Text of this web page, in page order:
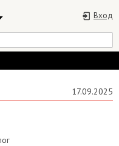
Вход
17.09.2025